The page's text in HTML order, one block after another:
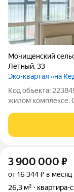
Мочищенский
Лётный,33
Эко-квартал «на
Код объекта:
жилом комплексе.
33,1 кв.м:
предчистовая
3 900 000 ₽
от 16 344 ₽ в месяц
26,3 м²
квартира-